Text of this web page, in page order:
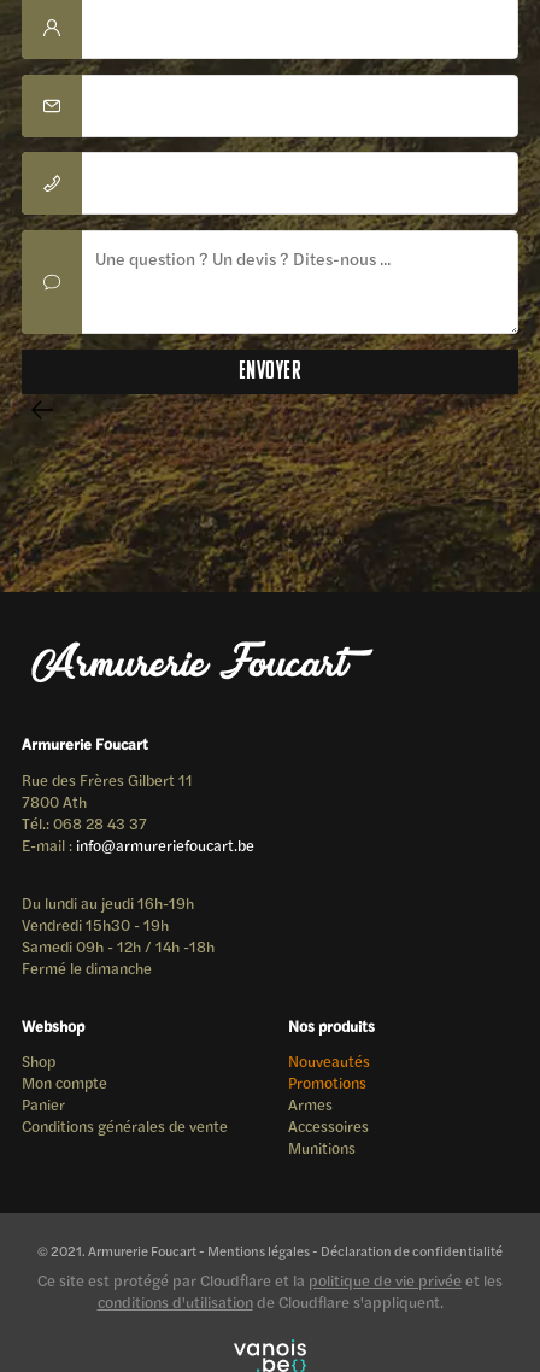
Armurerie Foucart
Rue des Frères Gilbert 11
7800 Ath
Tél.: 068 28 43 37
E-mail : info@armureriefoucart.be
Du lundi au jeudi 16h-19h
Vendredi 15h30 - 19h
Samedi 09h - 12h / 14h -18h
Fermé le dimanche
Webshop
Shop
Mon compte
Panier
Conditions générales de vente
Nos produits
Nouveautés
Promotions
Armes
Accessoires
Munitions
© 2021. Armurerie Foucart - Mentions légales- Déclaration de confidentialité
Ce site est protégé par Cloudflare et la politique de vie privée et les
conditions d'utilisationde Cloudflare s'appliquent.